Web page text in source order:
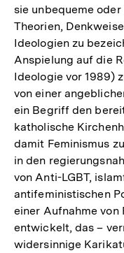
sie unbequeme
Theorien,
Ideologien zu
Anspielung auf die
Ideologie vor 1989)
von einer
ein Begriff den
katholische
damit Feminismus
in den
von Anti-LGBT,
antifeministischen
einer Aufnahme von
entwickelt, das –
widersinnige